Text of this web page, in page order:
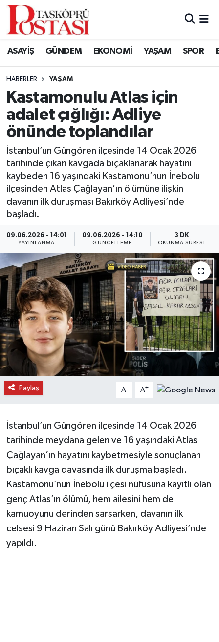
ASAYİŞ GÜNDEM EKONOMİ YAŞAM SPOR
HABERLER YAŞAM
Kastamonulu Atlas için
adalet çığlığı: Adliye
önünde toplandılar
İstanbul’un Güngören ilçesinde 14 Ocak 2026
tarihinde çıkan kavgada bıçaklanarak hayatını
kaybeden 16 yaşındaki Kastamonu’nun İnebolu
ilçesinden Atlas Çağlayan’ın ölümüne ilişkin
davanın ilk duruşması Bakırköy Adliyesi’nde
başladı.
09.06.2026 - 14:01
YAYINLANMA
09.06.2026 - 14:10
GÜNCELLEME
3 DK
OKUNMA SÜRESI
Paylaş A- A+
İstanbul’un Güngören ilçesinde 14 Ocak 2026
tarihinde meydana gelen ve 16 yaşındaki Atlas
Çağlayan’ın hayatını kaybetmesiyle sonuçlanan
bıçaklı kavga davasında ilk duruşma başladı.
Kastamonu’nun İnebolu ilçesi nüfusuna kayıtlı olan
genç Atlas’ın ölümü, hem ailesini hem de
kamuoyunu derinden sarsarken, davanın ilk
celsesi 9 Haziran Salı günü Bakırköy Adliyesi’nde
yapıldı.
Kastamonu Vefat Edenler
Araç Haberleri
Azdavay Haberleri
Bozkurt Haberleri
Çatalzeytin Haberleri
Cide Haberleri
Daday Haberleri
Devrekani Haberleri
Doğanyurt Haberleri
Hanönü Haberleri
İhsangazi Haberleri
İnebolu Haberleri
Küre Haberleri
Pınarbaşı Haberleri
Şenpazar Haberleri
Seydiler Haberleri
Taşköprü Haberleri